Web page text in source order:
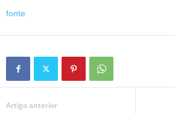
fonte
Artigo anterior